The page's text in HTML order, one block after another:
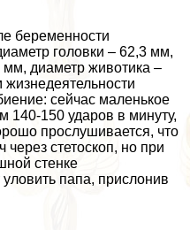
беременности
головки – 62,3 мм,
мм, диаметр животика –
сейчас маленькое
140-150 ударов в минуту,
прослушивается, что
стетоскоп, но при
стенке
папа, прислонив